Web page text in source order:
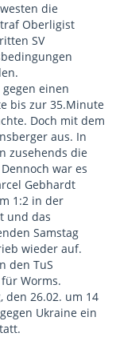
die
Oberligist
SV
einen
bis zur 35.Minute
Doch mit dem
aus. In
zusehends die
war es
Gebhardt
1:2 in der
und das
Samstag
wieder auf.
den TuS
Worms.
den 26.02. um 14
Ukraine ein